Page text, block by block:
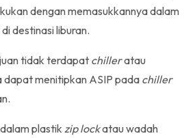
dengan memasukkannya dalam
destinasi liburan.
tidak terdapat chilleratau
dapat menitipkan ASIP pada chiller
plastik zip lockatau wadah